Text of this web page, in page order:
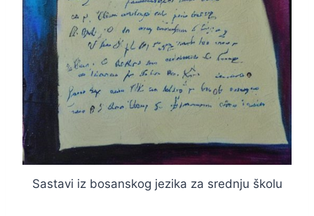
Sastavi iz bosanskog jezika za srednju školu